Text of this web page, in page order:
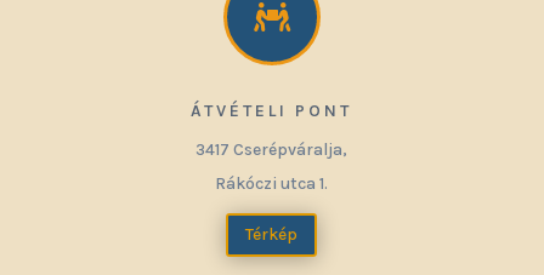

ÁTVÉTELI PONT
3417 Cserépváralja,
Rákóczi utca 1.
Térkép